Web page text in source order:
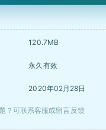
120.7MB
永久有效
2020年02月28日
？可联系客服或留言反馈